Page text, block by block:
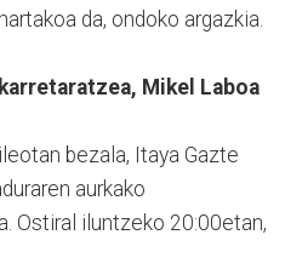
da, ondoko argazkia.
Mikel Laboa
bezala, Itaya Gazte
aurkako
Ostiral iluntzeko 20:00etan,